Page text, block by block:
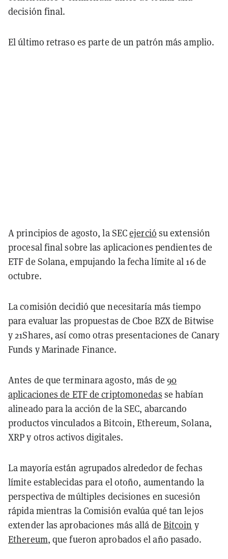
decisión final.
El último retraso es parte de un patrón más amplio.
A principios de agosto, la SECejerció su extensión
procesal final sobre las aplicaciones pendientes de
ETF de Solana, empujando la fecha límite al 16 de
octubre.
La comisión decidió que necesitaría más tiempo
para evaluar las propuestas de Cboe BZX de Bitwise
y 21Shares, así como otras presentaciones de Canary
Funds y Marinade Finance.
Antes de que terminara agosto, más de 90
aplicaciones de ETF de criptomonedas se habían
alineado para la acción de la SEC, abarcando
productos vinculados a Bitcoin, Ethereum, Solana,
XRP y otros activos digitales.
La mayoría están agrupados alrededor de fechas
límite establecidas para el otoño, aumentando la
perspectiva de múltiples decisiones en sucesión
rápida mientras la Comisión evalúa qué tan lejos
extender las aprobaciones más allá de Bitcoin y
Ethereum, que fueron aprobados el año pasado.